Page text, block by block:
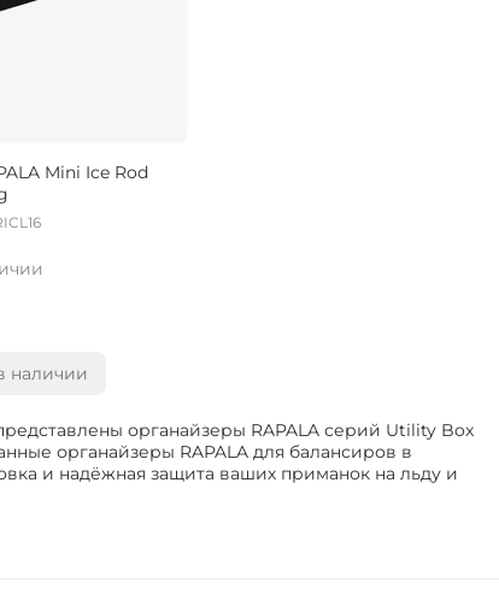
органайзеры RAPALA серий Utility Box
органайзеры RAPALA для балансиров в
и надёжная защита ваших приманок на льду и
Mini Ice Rod
наличии